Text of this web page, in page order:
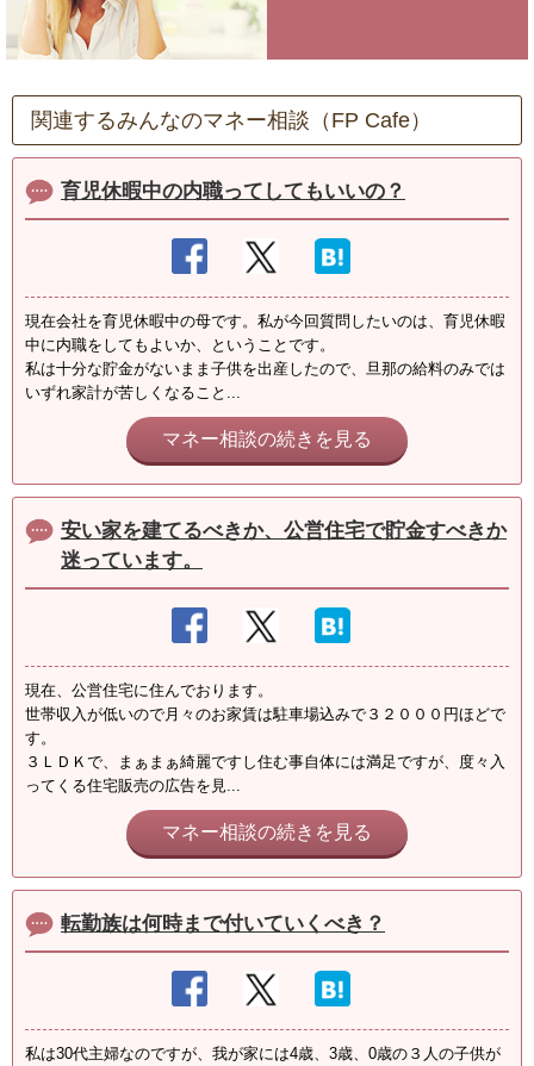
関連するみんなのマネー相談（FP Cafe）
育児休暇中の内職ってしてもいいの？
現在会社を育児休暇中の母です。私が今回質問したいのは、育児休暇
中に内職をしてもよいか、ということです。
私は十分な貯金がないまま子供を出産したので、旦那の給料のみでは
いずれ家計が苦しくなること...
マネー相談の続きを見る
安い家を建てるべきか、公営住宅で貯金すべきか
迷っています。
現在、公営住宅に住んでおります。
世帯収入が低いので月々のお家賃は駐車場込みで３２０００円ほどで
す。
３ＬＤＫで、まぁまぁ綺麗ですし住む事自体には満足ですが、度々入
ってくる住宅販売の広告を見...
マネー相談の続きを見る
転勤族は何時まで付いていくべき？
私は30代主婦なのですが、我が家には4歳、3歳、0歳の３人の子供が